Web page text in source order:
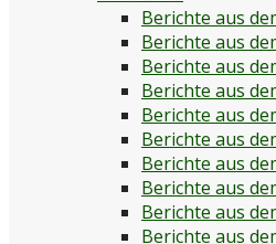
Berichte aus
Berichte aus
Berichte aus
Berichte aus
Berichte aus
Berichte aus
Berichte aus
Berichte aus
Berichte aus
Berichte aus